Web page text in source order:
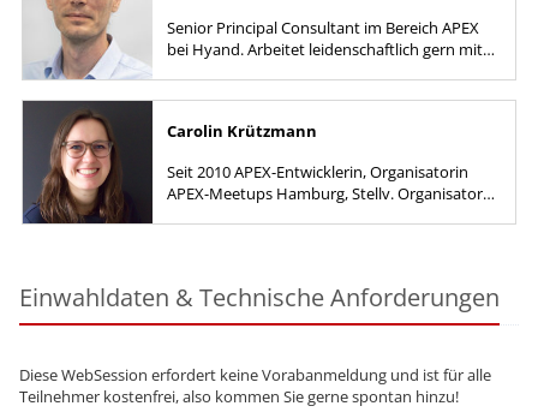
Senior Principal Consultant im Bereich APEX
bei Hyand. Arbeitet leidenschaftlich gern mit
Carolin Krützmann
Seit 2010 APEX-Entwicklerin, Organisatorin
APEX-Meetups Hamburg, Stellv. Organisatorin
Einwahldaten & Technische Anforderungen
Diese WebSession erfordert keine Vorabanmeldung und ist für alle
Teilnehmer kostenfrei, also kommen Sie gerne spontan hinzu!